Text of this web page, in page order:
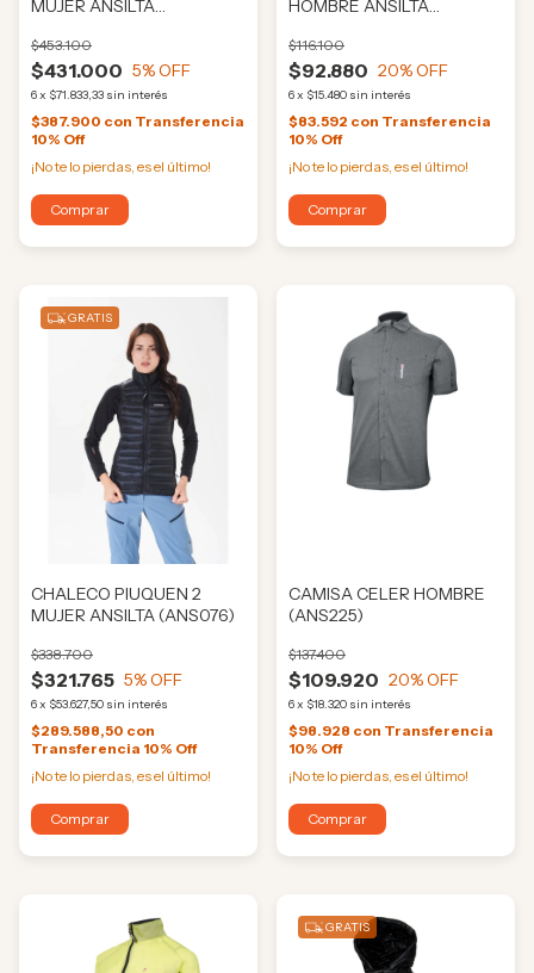
MUJER ANSILTA
$431.000
$453.100
5% OFF
6x $71.833,33 sin interés
$387.900 con Transferencia
10% Off
¡No te lo pierdas, es el último!
Comprar
HOMBRE ANSILTA
$92.880
$116.100
20% OFF
6x $15.480 sin interés
$83.592 con Transferencia
10% Off
¡No te lo pierdas, es el último!
Comprar
GRATIS
CHALECO PIUQUEN 2
MUJER ANSILTA (ANS076)
$321.765
$338.700
5% OFF
6x $53.627,50 sin interés
$289.588,50 con
Transferencia 10% Off
¡No te lo pierdas, es el último!
Comprar
CAMISA CELER HOMBRE
(ANS225)
$109.920
$137.400
20% OFF
6x $18.320 sin interés
$98.928 con Transferencia
10% Off
¡No te lo pierdas, es el último!
Comprar
GRATIS